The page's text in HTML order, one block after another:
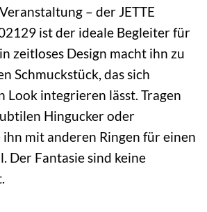
– der JETTE
ist der ideale Begleiter für
zeitloses Design macht ihn zu
Schmuckstück, das sich
Look integrieren lässt. Tragen
Hingucker oder
mit anderen Ringen für einen
Der Fantasie sind keine